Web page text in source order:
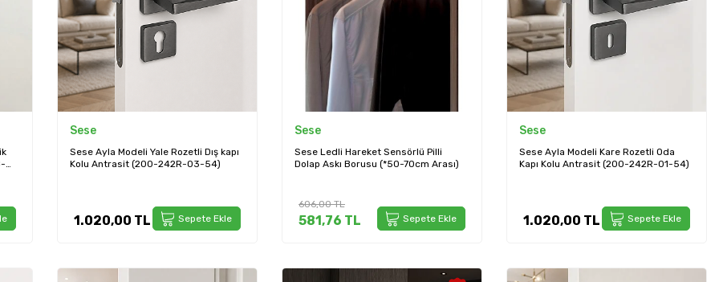
Sese
Sese Ayla Modeli Yale Rozetli Dış kapı
Kolu Antrasit (200-242R-03-54)
1.020,00 TL Sepete Ekle
Sese
Sese Ledli Hareket Sensörlü Pilli
Dolap Askı Borusu (*50-70cm Arası)
606,00TL
581,76 TL Sepete Ekle
Sese
Sese Ayla Modeli Kare Rozetli Oda
Kapı Kolu Antrasit (200-242R-01-54)
1.020,00 TL Sepete Ekle